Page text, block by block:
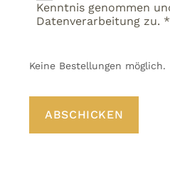
Kenntnis genommen
Datenverarbeitung zu. *
Keine Bestellungen möglich.